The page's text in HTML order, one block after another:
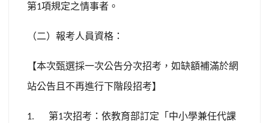
第1項規定之情事者。
（二）報考人員資格：
【本次甄選採一次公告分次招考，如缺額補滿於網
站公告且不再進行下階段招考】
1. 第1次招考：依教育部訂定「中小學兼任代課